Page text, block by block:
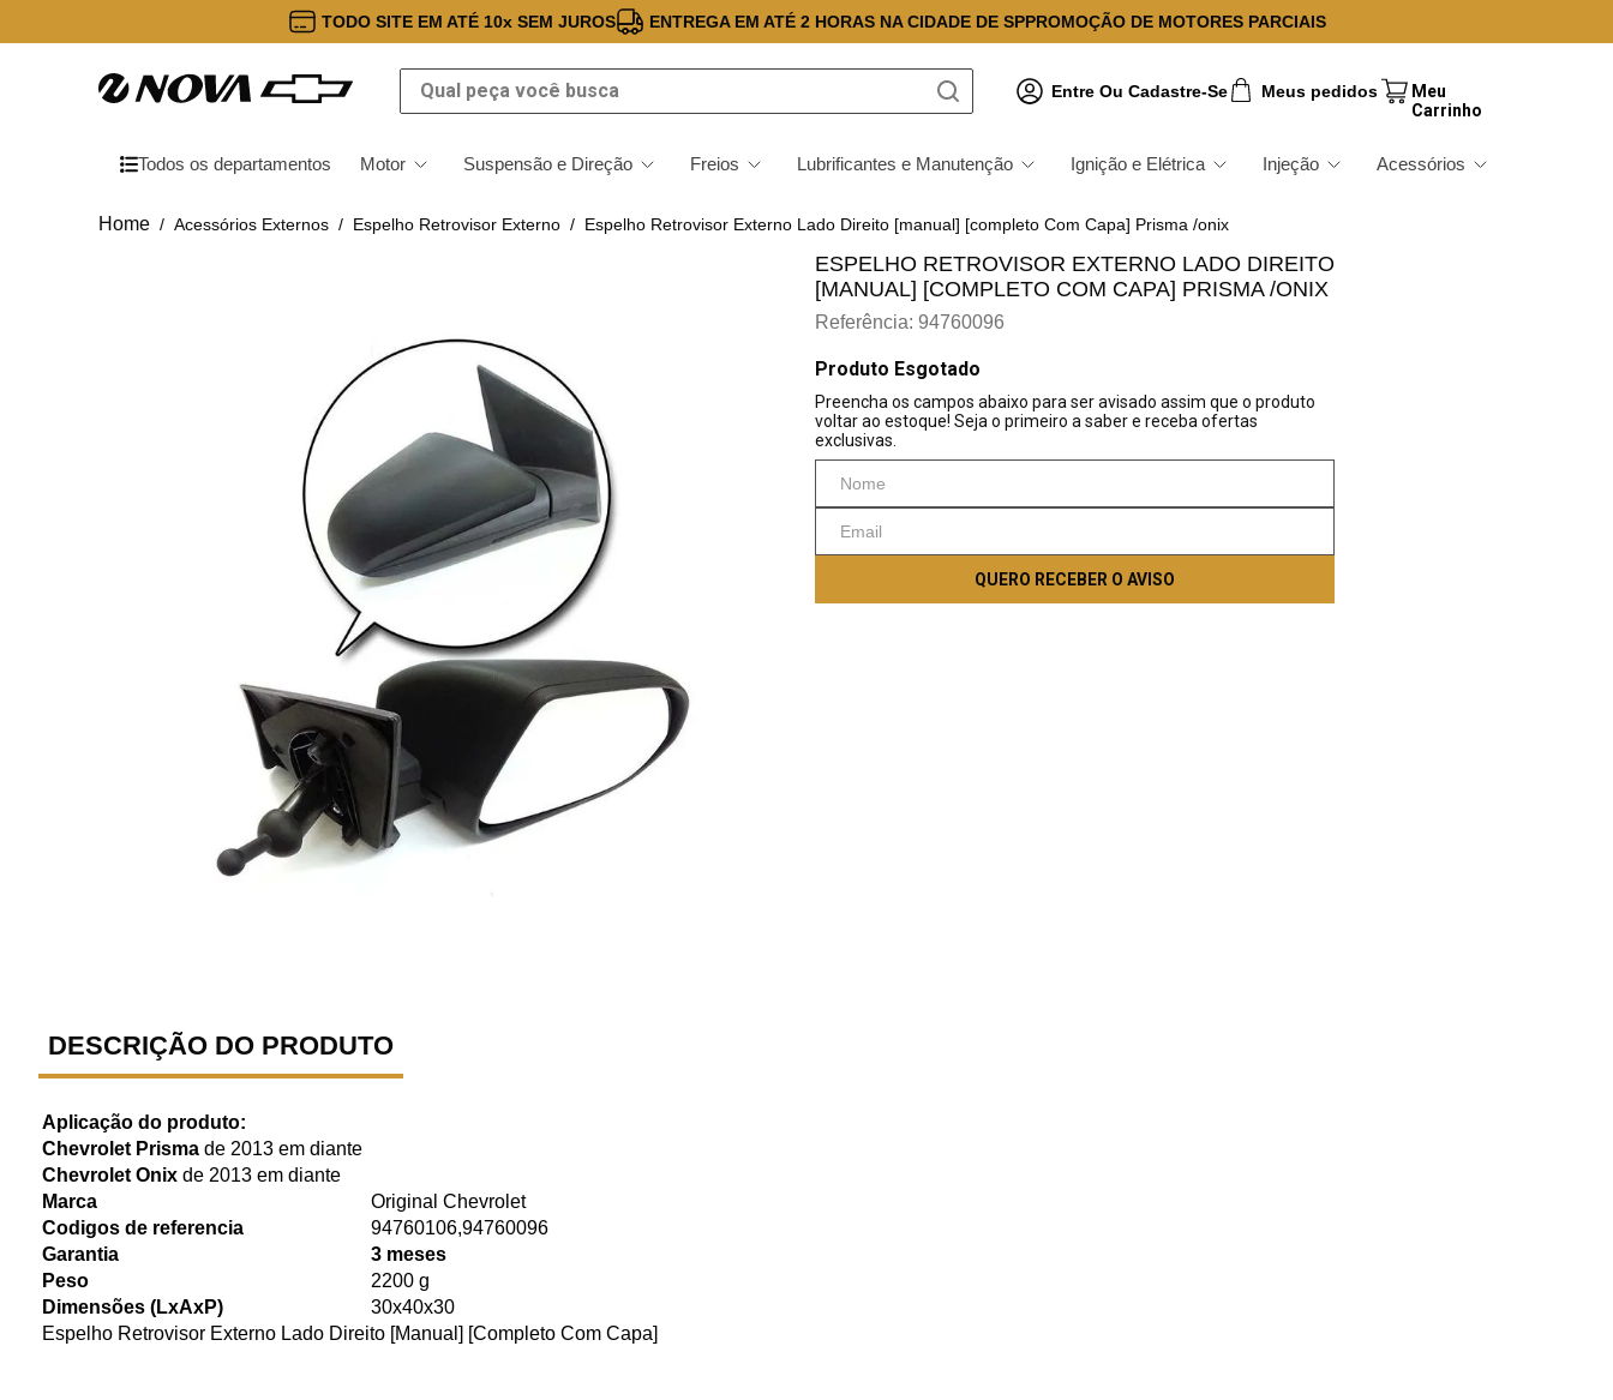
TODO SITE EM ATÉ 10x SEM JUROS ENTREGA EM ATÉ 2 HORAS NA CIDADE DE SPPROMOÇÃO DE MOTORES PARCIAIS
Qual peça você busca
Entre Ou Cadastre-Se Meus pedidos
Todos os departamentos Motor Suspensão e Direção Freios Lubrificantes e Manutenção Ignição e Elétrica Injeção Acessórios
Acessórios Externos Espelho Retrovisor Externo Espelho Retrovisor Externo Lado Direito [manual] [completo Com Capa] Prisma /onix
ESPELHO RETROVISOR EXTERNO LADO DIREITO
[MANUAL] [COMPLETO COM CAPA] PRISMA /ONIX
Referência: 94760096
DESCRIÇÃO DO PRODUTO
Aplicação do produto:
Chevrolet Prisma de 2013 em diante
Chevrolet Onix de 2013 em diante
Marca
Original Chevrolet
Codigos de referencia
94760106,94760096
Garantia
3 meses
Peso
2200 g
Dimensões (LxAxP)
30x40x30
Espelho Retrovisor Externo Lado Direito [Manual] [Completo Com Capa]